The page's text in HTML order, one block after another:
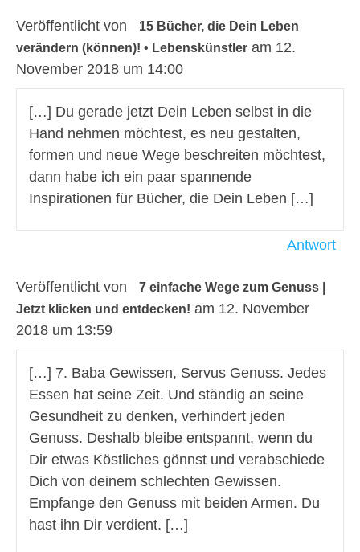
Veröffentlicht von
15 Bücher, die Dein Leben
verändern (können)! • Lebenskünstler am 12.
November 2018 um 14:00
[…] Du gerade jetzt Dein Leben selbst in die
Hand nehmen möchtest, es neu gestalten,
formen und neue Wege beschreiten möchtest,
dann habe ich ein paar spannende
Inspirationen für Bücher, die Dein Leben […]
Antwort
Veröffentlicht von
7 einfache Wege zum Genuss |
Jetzt klicken und entdecken! am 12. November
2018 um 13:59
[…] 7. Baba Gewissen, Servus Genuss. Jedes
Essen hat seine Zeit. Und ständig an seine
Gesundheit zu denken, verhindert jeden
Genuss. Deshalb bleibe entspannt, wenn du
Dir etwas Köstliches gönnst und verabschiede
Dich von deinem schlechten Gewissen.
Empfange den Genuss mit beiden Armen. Du
hast ihn Dir verdient. […]